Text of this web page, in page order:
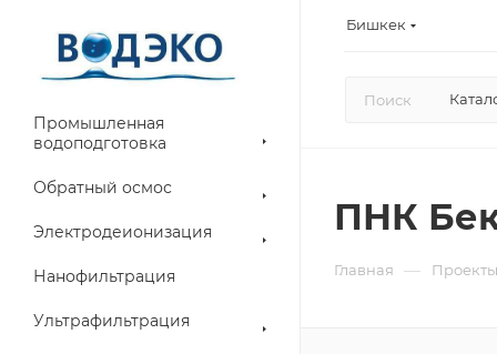
Бишкек
Промышленная
водоподготовка
Обратный осмос
Электродеионизация
Нанофильтрация
Ультрафильтрация
ПНК
Главная — Проекты